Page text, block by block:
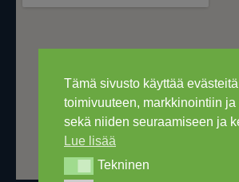
Tämä sivusto käyttää
toimivuuteen, markkinointiin
sekä niiden seuraamiseen ja
Lue lisää
TekninenTekninen